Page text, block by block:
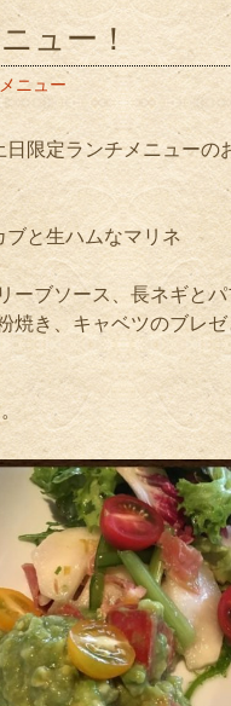
ュー！
ニュー
限定ランチメニューの
と生ハムなマリネ
ーブソース、長ネギと
き、キャベツのブレゼ